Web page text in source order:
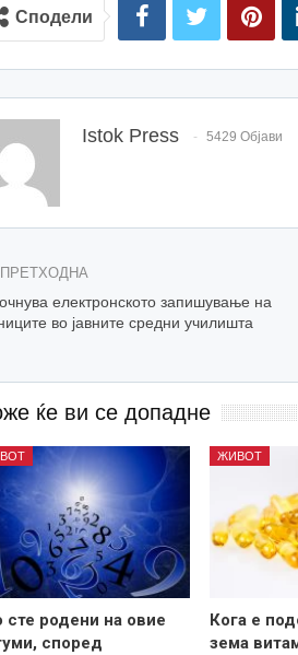
Сподели
Istok Press 5429 Објави
ПРЕТХОДНА
електронското запишување на
во јавните средни училишта
ќе ви се допадне
сте родени на овие
според
ЖИВОТ
Кога е
зема